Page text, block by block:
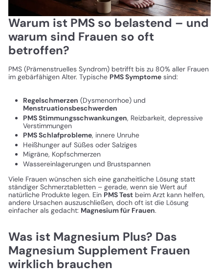
Warum ist PMS so belastend – und
warum sind Frauen so oft
betroffen?
PMS (Prämenstruelles Syndrom) betrifft bis zu 80% aller Frauen
im gebärfähigen Alter. Typische PMS Symptome sind:
Regelschmerzen (Dysmenorrhoe) und
Menstruationsbeschwerden
PMS Stimmungsschwankungen, Reizbarkeit, depressive
Verstimmungen
PMS Schlafprobleme, innere Unruhe
Heißhunger auf Süßes oder Salziges
Migräne, Kopfschmerzen
Wassereinlagerungen und Brustspannen
Viele Frauen wünschen sich eine ganzheitliche Lösung statt
ständiger Schmerztabletten – gerade, wenn sie Wert auf
natürliche Produkte legen. Ein PMS Test beim Arzt kann helfen,
andere Ursachen auszuschließen, doch oft ist die Lösung
einfacher als gedacht: Magnesium für Frauen.
Was ist Magnesium Plus? Das
Magnesium Supplement Frauen
wirklich brauchen